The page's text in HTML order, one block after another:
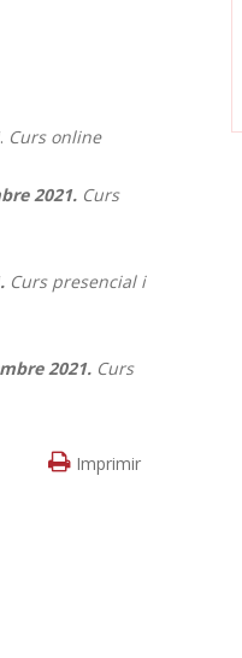
. Curs online
2021. Curs
Curs presencial i
2021. Curs
Imprimir